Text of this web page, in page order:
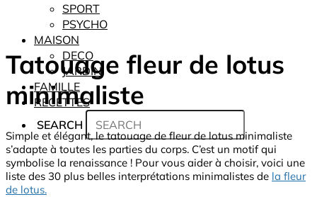
SPORT
PSYCHO
MAISON
DECO
JARDIN
FAMILLE
RECETTES
SEARCH
Tatouage fleur de lotus
minimaliste
Simple et élégant, le tatouage de fleur de lotus minimaliste
s’adapte à toutes les parties du corps. C’est un motif qui
symbolise la renaissance ! Pour vous aider à choisir, voici une
liste des 30 plus belles interprétations minimalistes de la fleur
de lotus.